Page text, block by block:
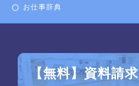
お仕事辞典
【無料】資料請求